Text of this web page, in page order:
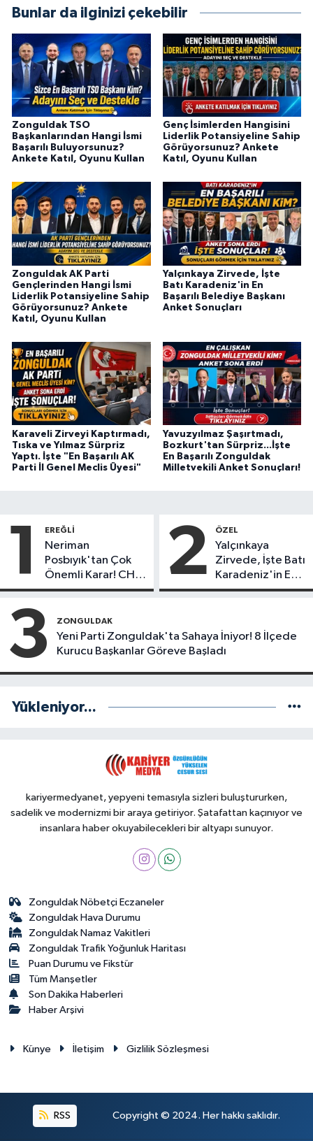
Bunlar da ilginizi çekebilir
Zonguldak TSO
Başkanlarından Hangi İsmi
Başarılı Buluyorsunuz?
Ankete Katıl, Oyunu Kullan
Genç İsimlerden Hangisini
Liderlik Potansiyeline Sahip
Görüyorsunuz? Ankete
Katıl, Oyunu Kullan
Zonguldak AK Parti
Gençlerinden Hangi İsmi
Liderlik Potansiyeline Sahip
Görüyorsunuz? Ankete
Katıl, Oyunu Kullan
Yalçınkaya Zirvede, İşte
Batı Karadeniz'in En
Başarılı Belediye Başkanı
Anket Sonuçları
Karaveli Zirveyi Kaptırmadı,
Tıska ve Yılmaz Sürpriz
Yaptı. İşte "En Başarılı AK
Parti İl Genel Meclis Üyesi"
Yavuzyılmaz Şaşırtmadı,
Bozkurt'tan Sürpriz...İşte
En Başarılı Zonguldak
Milletvekili Anket Sonuçları!
1 EREĞLI
Neriman
Posbıyık'tan Çok
Önemli Karar! CHP
mi Yeni Parti mi?
2 ÖZEL
Yalçınkaya
Zirvede, İşte Batı
Karadeniz'in En
Başarılı Belediye
3 ZONGULDAK
Yeni Parti Zonguldak'ta Sahaya İniyor! 8 İlçede
Kurucu Başkanlar Göreve Başladı
Yükleniyor...
kariyermedyanet, yepyeni temasıyla sizleri buluştururken,
sadelik ve modernizmi bir araya getiriyor. Şatafattan kaçınıyor ve
insanlara haber okuyabilecekleri bir altyapı sunuyor.
Zonguldak Nöbetçi Eczaneler
Zonguldak Hava Durumu
Zonguldak Namaz Vakitleri
Zonguldak Trafik Yoğunluk Haritası
Puan Durumu ve Fikstür
Tüm Manşetler
Son Dakika Haberleri
Haber Arşivi
Künye İletişim Gizlilik Sözleşmesi
RSS Copyright © 2024. Her hakkı saklıdır.